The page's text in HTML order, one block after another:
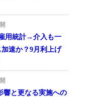
用統計→介入も一
速か？9月利上げ
響と更なる実施への